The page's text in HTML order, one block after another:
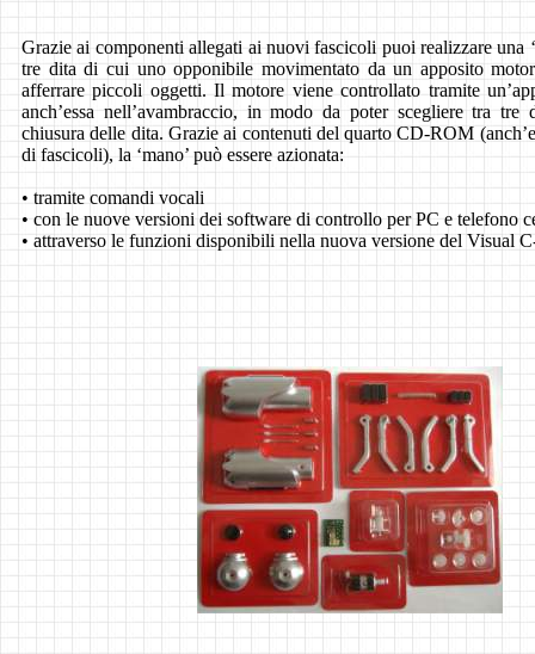
Grazie ai componenti allegati ai nuovi fascicoli puoi realizzare una
tre dita di cui uno opponibile movimentato da un apposito
afferrare piccoli oggetti. Il motore viene controllato tramite
anch’essa nell’avambraccio, in modo da poter scegliere tra
chiusura delle dita. Grazie ai contenuti del quarto CD-ROM
di fascicoli), la ‘mano’ può essere azionata:
• tramite comandi vocali
• con le nuove versioni dei software di controllo per PC e telefono
• attraverso le funzioni disponibili nella nuova versione del Visual